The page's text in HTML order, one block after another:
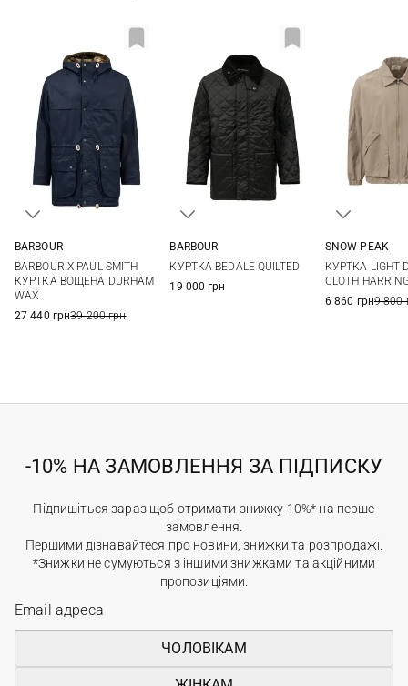
BARBOUR
BARBOUR X PAUL SMITH
КУРТКА ВОЩЕНА DURHAM
WAX
27 440 грн39 200 грн
BARBOUR
КУРТКА BEDALE QUILTED
19 000 грн
SNOW PEAK
КУРТКА LIGHT
CLOTH
6 860 грн9 800
-10% НА ЗАМОВЛЕННЯ ЗА ПІДПИСКУ
Підпишіться зараз щоб отримати знижку 10%* на перше
замовлення.
Першими дізнавайтеся про новини, знижки та розпродажі.
*Знижки не сумуються з іншими знижками та акційними
пропозиціями.
ЧОЛОВІКАМ